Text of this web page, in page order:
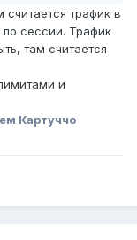
трафик в
сессии. Трафик
там считается
и
Картуччо